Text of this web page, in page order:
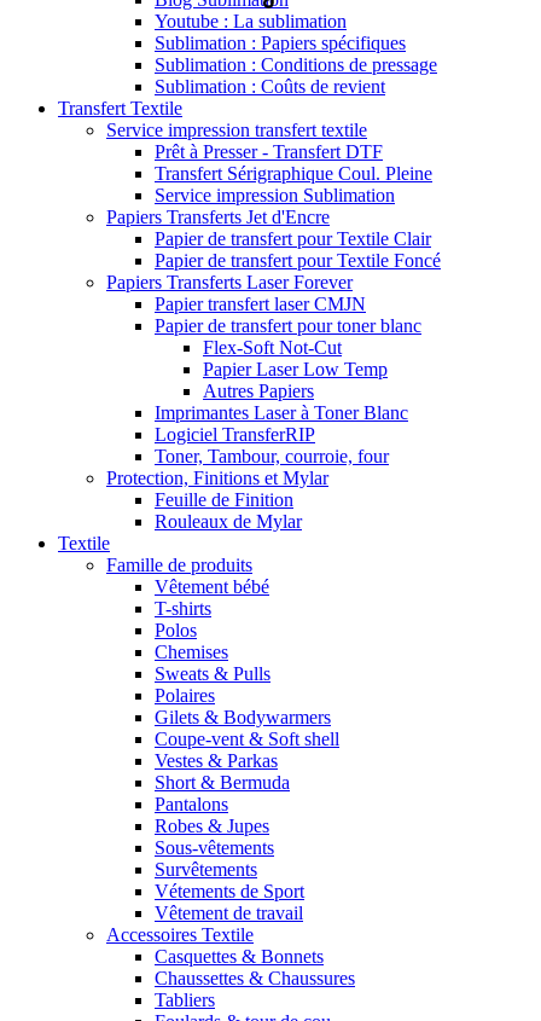
Youtube : La sublimation
Sublimation : Papiers spécifiques
Sublimation : Conditions de pressage
Sublimation : Coûts de revient
Transfert Textile
Service impression transfert textile
Prêt à Presser - Transfert DTF
Transfert Sérigraphique Coul. Pleine
Service impression Sublimation
Papiers Transferts Jet d'Encre
Papier de transfert pour Textile Clair
Papier de transfert pour Textile Foncé
Papiers Transferts Laser Forever
Papier transfert laser CMJN
Papier de transfert pour toner blanc
Flex-Soft Not-Cut
Papier Laser Low Temp
Autres Papiers
Imprimantes Laser à Toner Blanc
Logiciel TransferRIP
Toner, Tambour, courroie, four
Protection, Finitions et Mylar
Feuille de Finition
Rouleaux de Mylar
Textile
Famille de produits
Vêtement bébé
T-shirts
Polos
Chemises
Sweats & Pulls
Polaires
Gilets & Bodywarmers
Coupe-vent & Soft shell
Vestes & Parkas
Short & Bermuda
Pantalons
Robes & Jupes
Sous-vêtements
Survêtements
Vétements de Sport
Vêtement de travail
Accessoires Textile
Casquettes & Bonnets
Chaussettes & Chaussures
Tabliers